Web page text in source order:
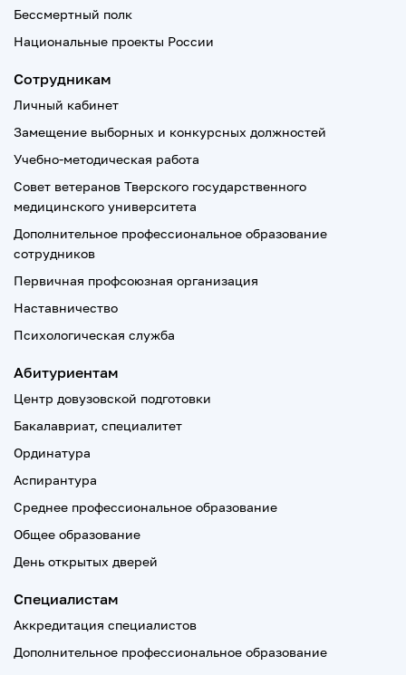
Бессмертный полк
Национальные проекты России
Сотрудникам
Личный кабинет
Замещение выборных и конкурсных должностей
Учебно-методическая работа
Совет ветеранов Тверского государственного
медицинского университета
Дополнительное профессиональное образование
сотрудников
Первичная профсоюзная организация
Наставничество
Психологическая служба
Абитуриентам
Центр довузовской подготовки
Бакалавриат, специалитет
Ординатура
Аспирантура
Среднее профессиональное образование
Общее образование
День открытых дверей
Специалистам
Аккредитация специалистов
Дополнительное профессиональное образование